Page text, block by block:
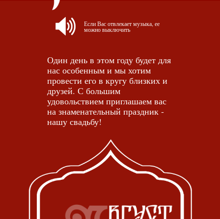
Один день в этом году будет для
нас особенным и мы хотим
провести его в кругу близких и
друзей. С большим
удовольствием приглашаем вас
на знаменательный праздник -
нашу свадьбу!
Если Вас отвлекает музыка, ее
можно выключить